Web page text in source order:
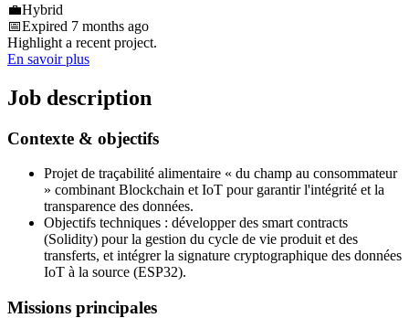
💼Hybrid
📅Expired 7 months ago
Highlight a recent project.
En savoir plus
Job description
Contexte & objectifs
Projet de traçabilité alimentaire « du champ au consommateur
» combinant Blockchain et IoT pour garantir l'intégrité et la
transparence des données.
Objectifs techniques : développer des smart contracts
(Solidity) pour la gestion du cycle de vie produit et des
transferts, et intégrer la signature cryptographique des données
IoT à la source (ESP32).
Missions principales